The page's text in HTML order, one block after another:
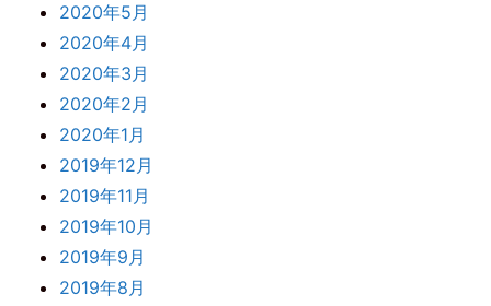
2020年5月
2020年4月
2020年3月
2020年2月
2020年1月
2019年12月
2019年11月
2019年10月
2019年9月
2019年8月